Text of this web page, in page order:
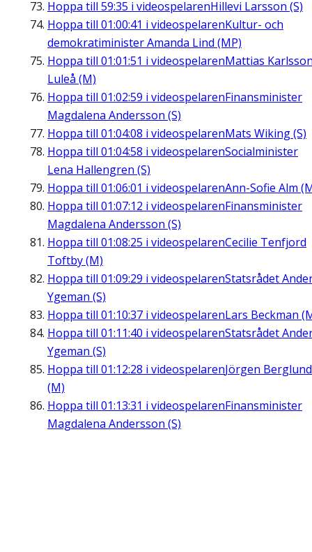
Hoppa till 59:35 i videospelarenHillevi Larsson (S)
Hoppa till 01:00:41 i videospelarenKultur- och
demokratiminister Amanda Lind (MP)
Hoppa till 01:01:51 i videospelarenMattias
Luleå (M)
Hoppa till 01:02:59 i videospelarenFinansminister
Magdalena Andersson (S)
Hoppa till 01:04:08 i videospelarenMats Wiking (S)
Hoppa till 01:04:58 i videospelarenSocialminister
Lena Hallengren (S)
Hoppa till 01:06:01 i videospelarenAnn-Sofie Alm
Hoppa till 01:07:12 i videospelarenFinansminister
Magdalena Andersson (S)
Hoppa till 01:08:25 i videospelarenCecilie Tenfjord
Toftby (M)
Hoppa till 01:09:29 i videospelarenStatsrådet
Ygeman (S)
Hoppa till 01:10:37 i videospelarenLars Beckman
Hoppa till 01:11:40 i videospelarenStatsrådet
Ygeman (S)
Hoppa till 01:12:28 i videospelarenJörgen Berglund
(M)
Hoppa till 01:13:31 i videospelarenFinansminister
Magdalena Andersson (S)